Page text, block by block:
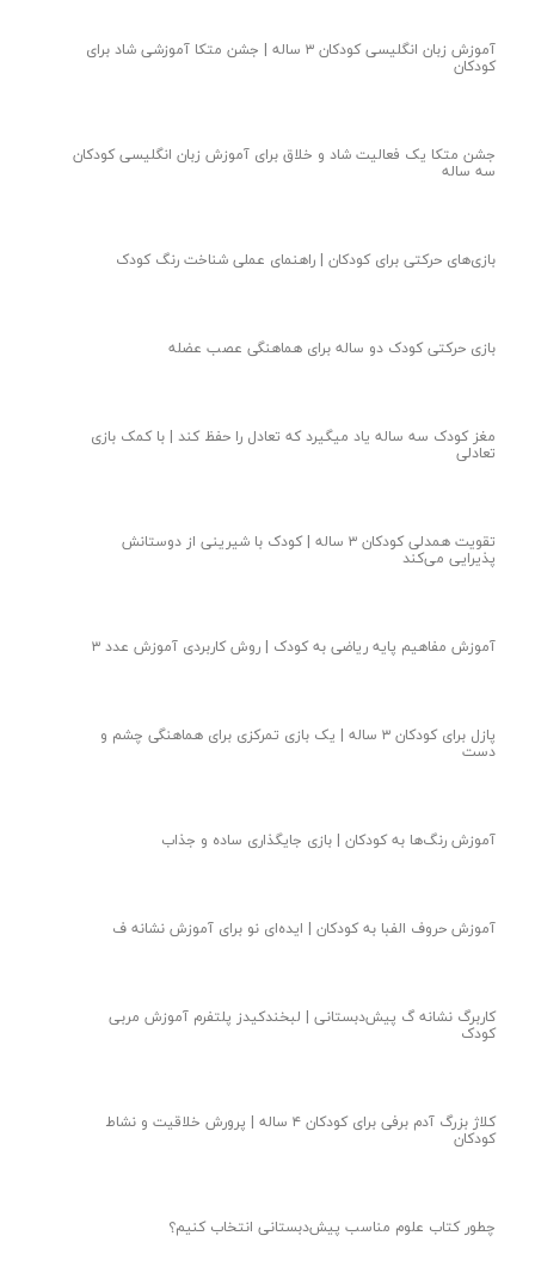
آموزش زبان انگلیسی کودکان ۳ ساله | جشن متکا‌ آموزشی شاد برای
کودکان
جشن متکا یک فعالیت شاد و خلاق برای آموزش زبان انگلیسی کودکان
سه ساله
بازی‌های حرکتی برای کودکان | راهنمای عملی شناخت رنگ کودک
بازی حرکتی کودک دو ساله برای هماهنگی عصب عضله
مغز کودک سه ساله یاد میگیرد که تعادل را حفظ کند | با کمک بازی
تعادلی
تقویت همدلی کودکان ۳ ساله | کودک با شیرینی از دوستانش
پذیرایی می‌کند
آموزش مفاهیم پایه ریاضی به کودک | روش کاربردی آموزش عدد ۳
پازل برای کودکان ۳ ساله | یک بازی تمرکزی برای هماهنگی چشم و
دست
آموزش رنگ‌ها به کودکان | بازی جایگذاری ساده و جذاب
آموزش حروف الفبا به کودکان | ایده‌ای نو‌ برای آموزش نشانه ف
کاربرگ نشانه گ پیش‌دبستانی | لبخندکیدز پلتفرم آموزش مربی
کودک
کلاژ بزرگ آدم برفی برای کودکان ۴ ساله | پرورش خلاقیت و نشاط
کودکان
چطور کتاب علوم مناسب پیش‌دبستانی انتخاب کنیم؟